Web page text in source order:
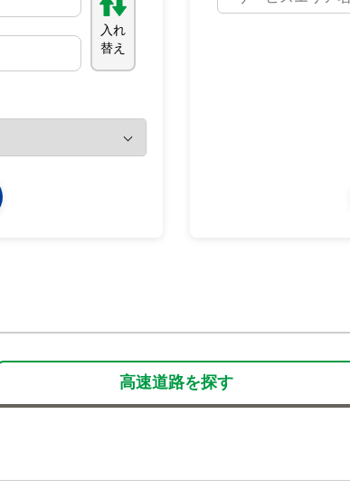
入れ
替え
高速道路を探す